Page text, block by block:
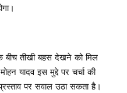
तीखी बहस देखने को मिल
यादव इस मुद्दे पर चर्चा की
पर सवाल उठा सकता है।